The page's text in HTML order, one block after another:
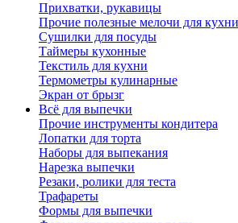
Прихватки, рукавицы
Прочие полезные мелочи для кухни
Сушилки для посуды
Таймеры кухонные
Текстиль для кухни
Термометры кулинарные
Экран от брызг
Всё для выпечки
Прочие инструменты кондитера
Лопатки для торта
Наборы для выпекания
Нарезка выпечки
Резаки, ролики для теста
Трафареты
Формы для выпечки